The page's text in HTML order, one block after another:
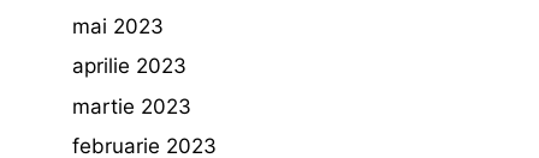
mai 2023
aprilie 2023
martie 2023
februarie 2023